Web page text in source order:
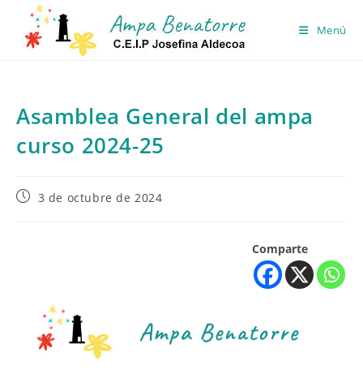
contenido
Menú
Asamblea General del ampa
curso 2024-25
Publicación
3 de octubre de 2024
Comparte